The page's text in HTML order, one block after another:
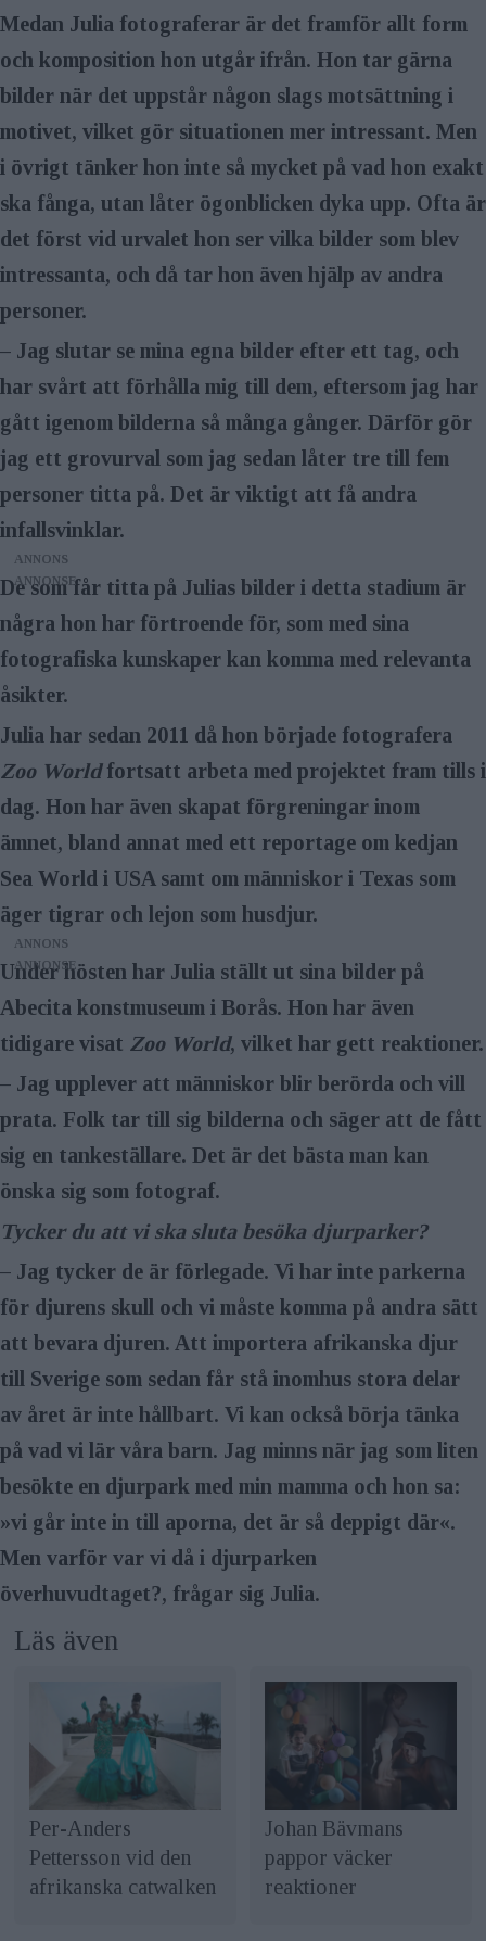
Medan Julia fotograferar är det fram­för allt form
och komposition hon utgår ifrån. Hon tar gärna
bilder när det uppstår någon slags motsättning i
motivet, vilket gör situationen mer intressant. Men
i övrigt tänker hon inte så mycket på vad hon exakt
ska fånga, utan låter ögonblicken dyka upp. Ofta är
det först vid urvalet hon ser vilka bilder som blev
intressanta, och då tar hon även hjälp av andra
personer.
– Jag slutar se mina egna bilder efter ett tag, och
har svårt att förhålla mig till dem, eftersom jag har
gått igenom bilderna så många gånger. Därför gör
jag ett grovurval som jag sedan låter tre till fem
personer titta på. Det är viktigt att få andra
infallsvinklar.
ANNONS
De som får titta på Julias bilder i detta stadium är
några hon har för­troende för, som med sina
fotografiska kunskaper kan komma med relevanta
åsikter.
Julia har sedan 2011 då hon började fotografera
Zoo Worldfortsatt arbeta med projektet fram tills i
dag. Hon har även skapat förgreningar inom
ämnet, bland annat med ett reportage om kedjan
Sea World i USA samt om människor i Texas som
äger tigrar och lejon som husdjur.
ANNONS
Under hösten har Julia ställt ut sina bilder på
Abecita konstmuseum i Borås. Hon har även
tidigare visat Zoo World, vilket har gett reaktioner.
– Jag upplever att människor blir berörda och vill
prata. Folk tar till sig bilderna och säger att de fått
sig en tankeställare. Det är det bästa man kan
önska sig som fotograf.
Tycker du att vi ska sluta besöka djurparker?
– Jag tycker de är förlegade. Vi har inte parkerna
för djurens skull och vi måste komma på andra sätt
att bevara djuren. Att importera afrikanska djur
till Sverige som sedan får stå inomhus stora delar
av året är inte hållbart. Vi kan också börja tänka
på vad vi lär våra barn. Jag minns när jag som liten
besökte en djurpark med min mamma och hon sa:
»vi går inte in till aporna, det är så deppigt där«.
Men varför var vi då i djurparken
överhuvudtaget?, frågar sig Julia.
Läs även
Per-Anders
Pettersson vid den
afrikanska catwalken
Johan Bävmans
pappor väcker
reaktioner